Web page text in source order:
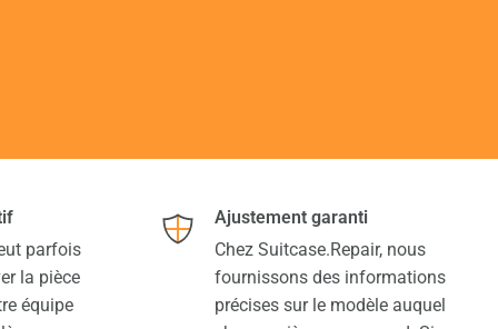
parfois
la pièce
équipe
Ajustement garanti
Chez Suitcase.Repair, nous
fournissons des informations
précises sur le modèle auquel